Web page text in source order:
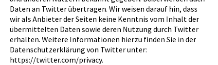
Daten an Twitter übertragen. Wir weisen darauf hin, dass
wir als Anbieter der Seiten keine Kenntnis vom Inhalt der
übermittelten Daten sowie deren Nutzung durch Twitter
erhalten. Weitere Informationen hierzu finden Sie in der
Datenschutzerklärung von Twitter unter:
https://twitter.com/privacy.